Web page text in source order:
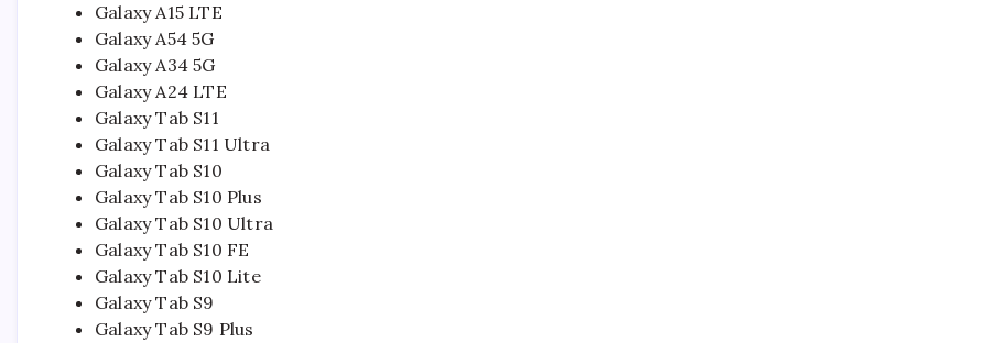
Galaxy A15 LTE
Galaxy A54 5G
Galaxy A34 5G
Galaxy A24 LTE
Galaxy Tab S11
Galaxy Tab S11 Ultra
Galaxy Tab S10
Galaxy Tab S10 Plus
Galaxy Tab S10 Ultra
Galaxy Tab S10 FE
Galaxy Tab S10 Lite
Galaxy Tab S9
Galaxy Tab S9 Plus